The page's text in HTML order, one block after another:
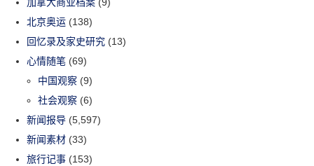
加拿大商业档案 (9)
北京奥运 (138)
回忆录及家史研究 (13)
心情随笔 (69)
中国观察 (9)
社会观察 (6)
新闻报导 (5,597)
新闻素材 (33)
旅行记事 (153)